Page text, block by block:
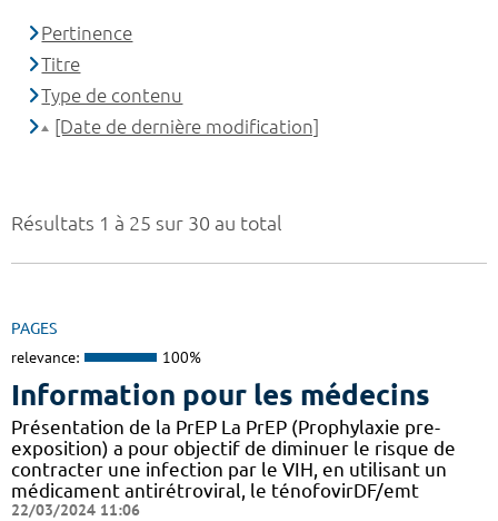
Résultats 1 à 25 sur 30 au total
PAGES
relevance: 100%
Information pour les médecins
Présentation de la PrEP La PrEP (Prophylaxie pre-
exposition) a pour objectif de diminuer le risque de
contracter une infection par le VIH, en utilisant un
médicament antirétroviral, le ténofovirDF/emt
22/03/2024 11:06
Pertinence
Titre
Type de contenu
[Date de dernière modification]